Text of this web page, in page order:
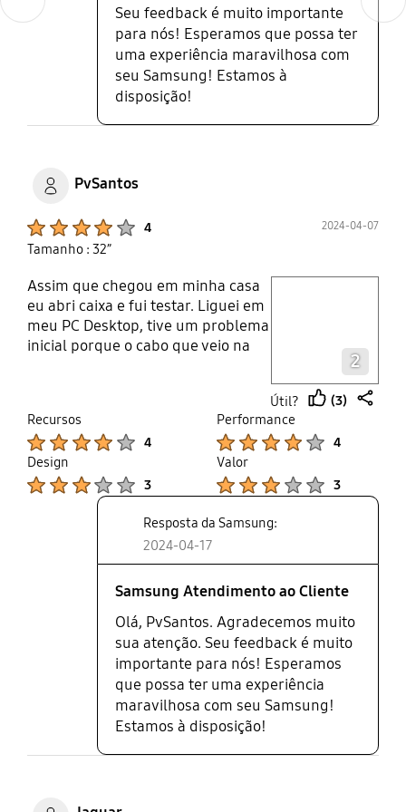
funciona em 30 Hz no HDMI, e
responderam uma coisa pedindo
desculpas por não atender, mas o
monitor suporta sim 60Hz no HDMI
normal, e o manual do produto é
confuso nisso, pois tem hora que
HDMI2. Eu mesmo liguei e está
trabalhando com 60 Hz.
Seu feedback é muito importante
para nós! Esperamos que possa ter
uma experiência maravilhosa com
seu Samsung! Estamos à
disposição!
PvSantos
4 2024-04-07
Tamanho : 32”
Assim que chegou em minha casa
eu abri caixa e fui testar. Liguei em
meu PC Desktop, tive um problema
inicial porque o cabo que veio na
bastante, entrei em contato com o
atendimento ao cliente e
conseguimos resolver, troquei o
cabo por um HDMI 2 e foi
instantâneo. Funciona
Corretamente agora em 60Hz. No
manual online do aparelho tem
todas essas informações. Outra
questão é que senti muita
diferença entre esse Painel VA
desse monitor UJ59 32" e o Monitor
UR55 de 28"também Samsung que
é IPS. A imagem do IPS é muito
2
Útil?
up
(3)
Recursos
4
Performance
4
Design
3
Valor
3
Resposta da Samsung:
2024-04-17
Samsung Atendimento ao Cliente
Olá, PvSantos. Agradecemos muito
sua atenção. Seu feedback é muito
importante para nós! Esperamos
que possa ter uma experiência
maravilhosa com seu Samsung!
Estamos à disposição!